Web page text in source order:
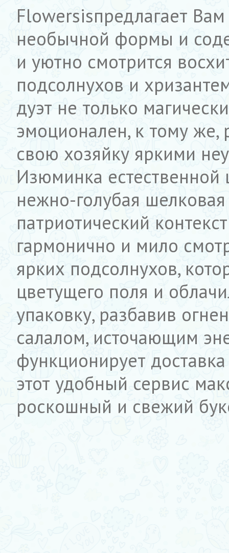
Flowersisпредлагает
необычной формы и
и уютно смотрится
подсолнухов и
дуэт не только
эмоционален, к тому же,
свою хозяйку яркими
Изюминка
нежно-голубая
патриотический
гармонично и мило
ярких подсолнухов,
цветущего поля и
упаковку, разбавив
салалом, источающим
функционирует
этот удобный сервис
роскошный и свежий